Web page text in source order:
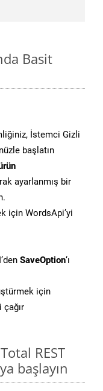
Basit
İstemci Gizli
başlatın
ayarlanmış bir
için WordsApi’yi
SaveOption‘ı
için
çağır
REST
başlayın